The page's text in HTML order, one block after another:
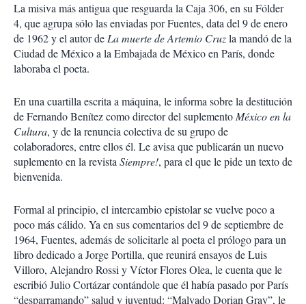
La misiva más antigua que resguarda la Caja 306, en su Fólder
4, que agrupa sólo las enviadas por Fuentes, data del 9 de enero
de 1962 y el autor de La muerte de Artemio Cruzla mandó de la
Ciudad de México a la Embajada de México en París, donde
laboraba el poeta.
En una cuartilla escrita a máquina, le informa sobre la destitución
de Fernando Benítez como director del suplemento México en la
Cultura, y de la renuncia colectiva de su grupo de
colaboradores, entre ellos él. Le avisa que publicarán un nuevo
suplemento en la revista Siempre!, para el que le pide un texto de
bienvenida.
Formal al principio, el intercambio epistolar se vuelve poco a
poco más cálido. Ya en sus comentarios del 9 de septiembre de
1964, Fuentes, además de solicitarle al poeta el prólogo para un
libro dedicado a Jorge Portilla, que reunirá ensayos de Luis
Villoro, Alejandro Rossi y Víctor Flores Olea, le cuenta que le
escribió Julio Cortázar contándole que él había pasado por París
“desparramando” salud y juventud: “Malvado Dorian Gray”, le